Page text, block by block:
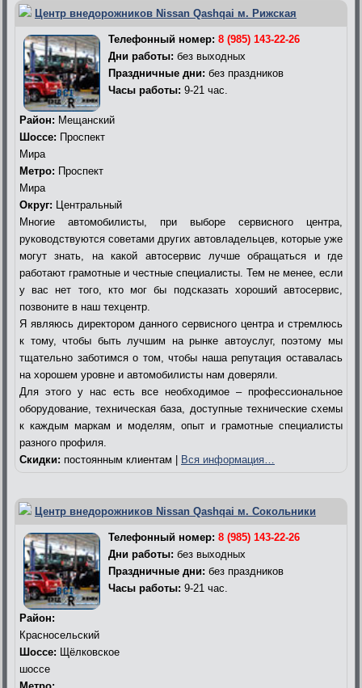
Центр внедорожников Nissan Qashqai м. Рижская
Телефонный номер: 8 (985) 143-22-26
Дни работы: без выходных
Праздничные дни: без праздников
Часы работы: 9-21 час.
Район: Мещанский
Шоссе: Проспект
Мира
Метро: Проспект
Мира
Округ: Центральный
Многие автомобилисты, при выборе сервисного центра,
руководствуются советами других автовладельцев, которые уже
могут знать, на какой автосервис лучше обращаться и где
работают грамотные и честные специалисты. Тем не менее, если
у вас нет того, кто мог бы подсказать хороший автосервис,
позвоните в наш техцентр.
Я являюсь директором данного сервисного центра и стремлюсь
к тому, чтобы быть лучшим на рынке автоуслуг, поэтому мы
тщательно заботимся о том, чтобы наша репутация оставалась
на хорошем уровне и автомобилисты нам доверяли.
Для этого у нас есть все необходимое – профессиональное
оборудование, техническая база, доступные технические схемы
к каждым маркам и моделям, опыт и грамотные специалисты
разного профиля.
Скидки: постоянным клиентам | Вся информация…
Центр внедорожников Nissan Qashqai м. Сокольники
Телефонный номер: 8 (985) 143-22-26
Дни работы: без выходных
Праздничные дни: без праздников
Часы работы: 9-21 час.
Район:
Красносельский
Шоссе: Щёлковское
шоссе